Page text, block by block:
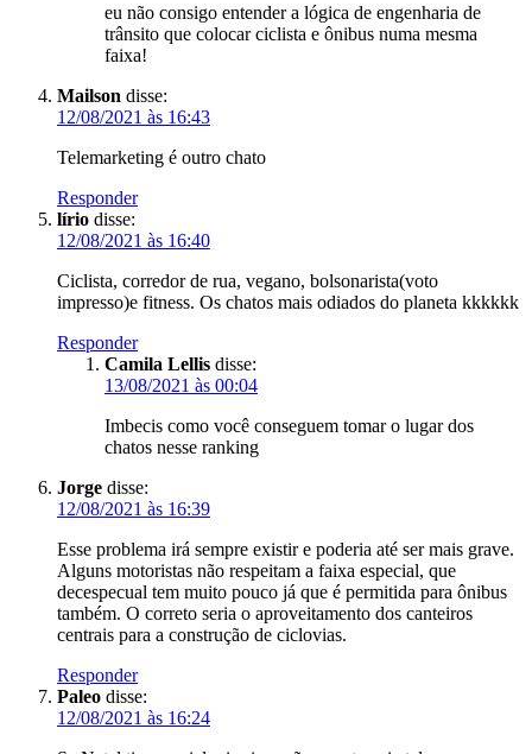
eu não consigo entender a lógica de engenharia de
trânsito que colocar ciclista e ônibus numa mesma
faixa!
Mailson disse:
12/08/2021 às 16:43
Telemarketing é outro chato
Responder
lírio disse:
12/08/2021 às 16:40
Ciclista, corredor de rua, vegano, bolsonarista(voto
impresso)e fitness. Os chatos mais odiados do planeta kkkkkk
Responder
Camila Lellis disse:
13/08/2021 às 00:04
Imbecis como você conseguem tomar o lugar dos
chatos nesse ranking
Jorge disse:
12/08/2021 às 16:39
Esse problema irá sempre existir e poderia até ser mais grave.
Alguns motoristas não respeitam a faixa especial, que
decespecual tem muito pouco já que é permitida para ônibus
também. O correto seria o aproveitamento dos canteiros
centrais para a construção de ciclovias.
Responder
Paleo disse:
12/08/2021 às 16:24